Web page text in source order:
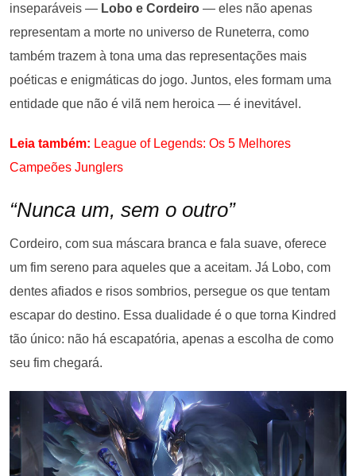
inseparáveis — Lobo e Cordeiro — eles não apenas
representam a morte no universo de Runeterra, como
também trazem à tona uma das representações mais
poéticas e enigmáticas do jogo. Juntos, eles formam uma
entidade que não é vilã nem heroica — é inevitável.
Leia também: League of Legends: Os 5 Melhores
Campeões Junglers
“Nunca um, sem o outro”
Cordeiro, com sua máscara branca e fala suave, oferece
um fim sereno para aqueles que a aceitam. Já Lobo, com
dentes afiados e risos sombrios, persegue os que tentam
escapar do destino. Essa dualidade é o que torna Kindred
tão único: não há escapatória, apenas a escolha de como
seu fim chegará.